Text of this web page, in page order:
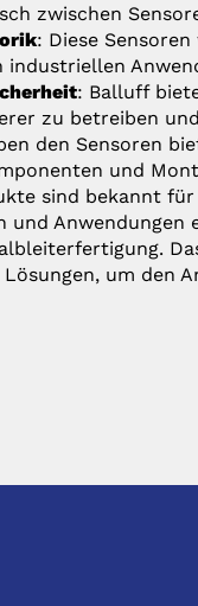
zwischen
: Diese
industriellen
: Balluff
zu betreiben
den Sensoren
und
sind bekannt
und
Lösungen, um den